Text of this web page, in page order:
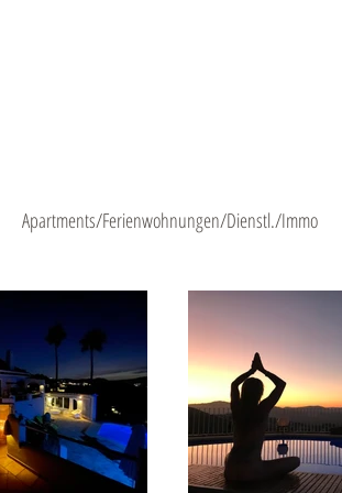
Apartments/Ferienwohnungen/Dienstl./Immo